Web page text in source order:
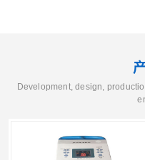
Development, design,